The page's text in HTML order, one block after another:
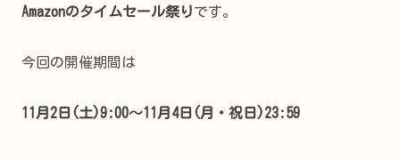
Amazonのタイムセール祭りです。
今回の開催期間は
11月2日(土)9:00～11月4日(月・祝日)23:59